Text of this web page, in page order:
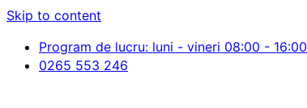
Skip to content
Program de lucru: luni - vineri 08:00 - 16:00
0265 553 246